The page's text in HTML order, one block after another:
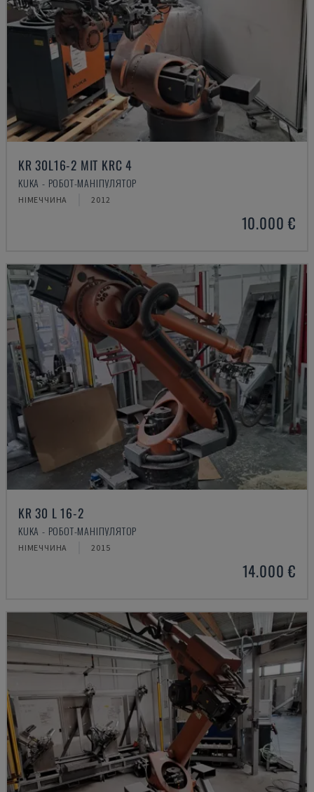
KR 30L16-2 MIT KRC 4
KUKA - РОБОТ-МАНІПУЛЯТОР
НІМЕЧЧИНА 2012
10.000 €
KR 30 L 16-2
KUKA - РОБОТ-МАНІПУЛЯТОР
НІМЕЧЧИНА 2015
14.000 €